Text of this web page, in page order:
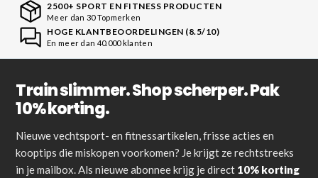
2500+ SPORT EN FITNESS PRODUCTEN
Meer dan 30 Topmerken
HOGE KLANTBEOORDELINGEN (8.5/10)
En meer dan 40.000 klanten
Train slimmer. Shop scherper. Pak
10% korting.
Nieuwe vechtsport- en fitnessartikelen, frisse acties en
kooptips die miskopen voorkomen? Je krijgt ze rechtstreeks
in je mailbox. Als nieuwe abonnee krijg je direct 10% korting